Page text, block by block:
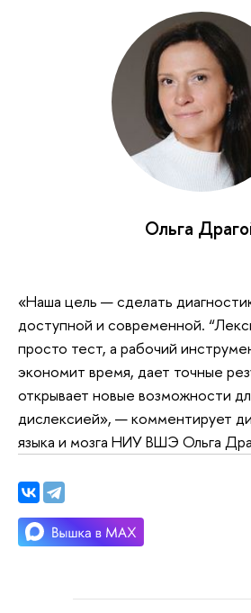
Ольга
«Наша цель — сделать
доступной и современной.
просто тест, а рабочий
экономит время, дает точные
открывает новые возможности
дислексией», — комментирует
языка и мозга НИУ ВШЭ Ольга